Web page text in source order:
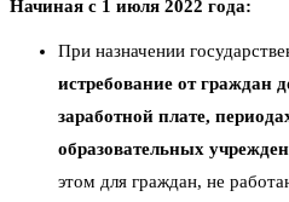
Начиная с 1 июля 2022 года:
При назначении
истребование от граждан
заработной плате,
образовательных
этом для граждан, не